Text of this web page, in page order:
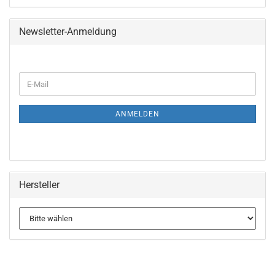
Newsletter-Anmeldung
ZUR
E-
Mail
ANMELDEN
Hersteller